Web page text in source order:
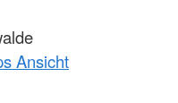
Ansicht